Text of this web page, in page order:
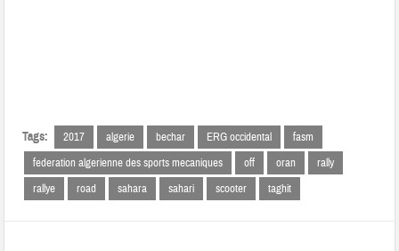
Tags: 2017 algerie bechar ERG occidental
fasm
federation algerienne des sports mecaniques
off oran
rally
rallye
road sahara sahari scooter taghit